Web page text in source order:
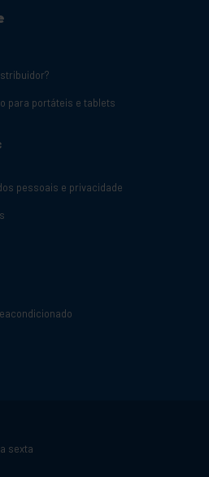
para portáteis e tablets
pessoais e privacidade
sexta